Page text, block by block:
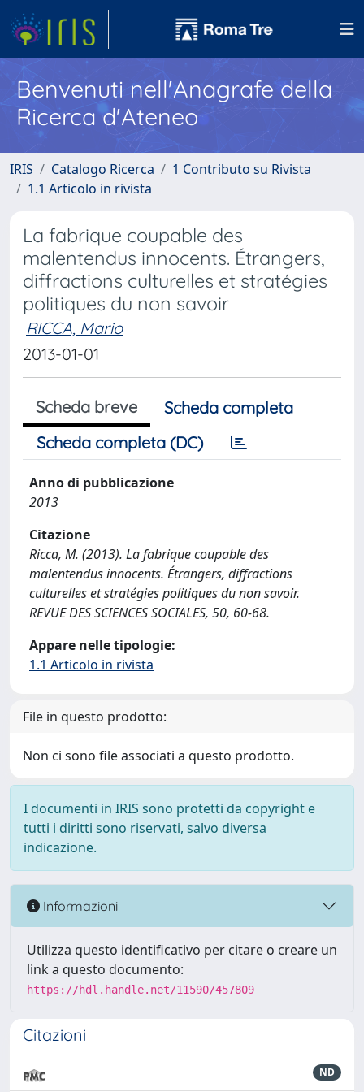
Benvenuti nell'Anagrafe della
Ricerca d'Ateneo
IRIS Catalogo Ricerca
1 Contributo su Rivista
1.1 Articolo in rivista
La fabrique coupable des
malentendus innocents. Étrangers,
diffractions culturelles et stratégies
politiques du non savoir
RICCA, Mario
2013-01-01
Scheda breve
Scheda completa
Scheda completa (DC)
Anno di pubblicazione
2013
Citazione
Ricca, M. (2013). La fabrique coupable des
malentendus innocents. Étrangers, diffractions
culturelles et stratégies politiques du non savoir.
REVUE DES SCIENCES SOCIALES, 50, 60-68.
Appare nelle tipologie:
1.1 Articolo in rivista
File in questo prodotto:
Non ci sono file associati a questo prodotto.
I documenti in IRIS sono protetti da copyright e
tutti i diritti sono riservati, salvo diversa
indicazione.
Informazioni
Utilizza questo identificativo per citare o creare un
link a questo documento:
https://hdl.handle.net/11590/457809
Citazioni
ND